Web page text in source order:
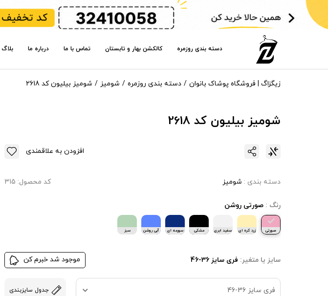
دسته بندی روزمره کالکشن بهار و تابستان تماس با ما درباره ما بلاگ
زیگزاگ | فروشگاه پوشاک بانوان دسته بندی روزمره شومیز شومیز بیلیون کد 2618
شومیز بیلیون کد 2618
افزودن به علاقمندی
دسته بندی : شومیز کد محصول: 315
رنگ : صورتی روشن
صورتی
زرد کره ای سفید ابری مشکی سورمه ای آبی روشن
سبز
سایز یا متغیر: فری سایز 36-46 موجود شد خبرم کن
فری سایز 36-46 جدول سایزبندی